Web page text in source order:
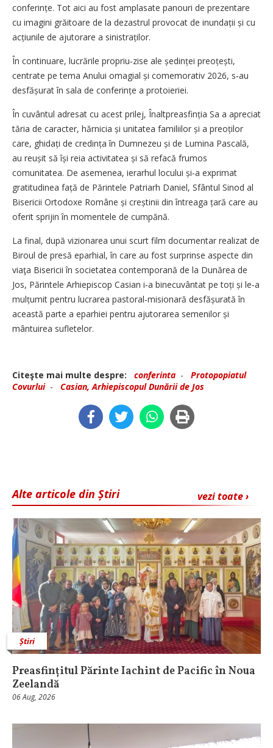
conferințe. Tot aici au fost amplasate panouri de prezentare
cu imagini grăitoare de la dezastrul provocat de inundații și cu
acțiunile de ajutorare a sinistraților.
În continuare, lucrările propriu‑zise ale ședinței preoțești,
centrate pe tema Anului omagial și comemorativ 2026, s‑au
desfășurat în sala de conferințe a protoieriei.
În cuvântul adresat cu acest prilej, Înaltpreasfinția Sa a apreciat
tăria de caracter, hărnicia și unitatea familiilor și a preoților
care, ghidați de credința în Dumnezeu și de Lumina Pascală,
au reușit să își reia activitatea și să refacă frumos
comunitatea. De asemenea, ierarhul locului și‑a exprimat
gratitudinea față de Părintele Patriarh Daniel, Sfântul Sinod al
Bisericii Ortodoxe Române și creștinii din întreaga țară care au
oferit sprijin în momentele de cumpănă.
La final, după vizionarea unui scurt film documentar realizat de
Biroul de presă eparhial, în care au fost surprinse aspecte din
viaţa Bisericii în societatea contemporană de la Dunărea de
Jos, Părintele Arhiepiscop Casian i‑a binecuvântat pe toți și le‑a
mulțumit pentru lucrarea pastoral‑misionară desfășurată în
această parte a eparhiei pentru ajutorarea semenilor și
mântuirea sufletelor.
Citeşte mai multe despre: conferinta - Protopopiatul
Covurlui- Casian, Arhiepiscopul Dunării de Jos
vezi toate ›
Alte articole din Știri
Știri
Preasfințitul Părinte Iachint de Pacific în Noua
Zeelandă
06 Aug, 2026